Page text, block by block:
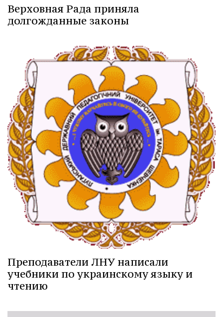
Верховная Рада приняла
долгожданные законы
Преподаватели ЛНУ написали
учебники по украинскому языку и
чтению